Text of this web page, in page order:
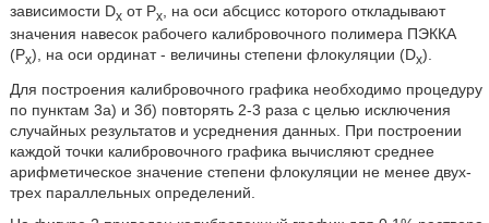
зависимости Dxот Рх, на оси абсцисс которого откладывают
значения навесок рабочего калибровочного полимера ПЭККА
(Рх), на оси ординат - величины степени флокуляции (Dx).
Для построения калибровочного графика необходимо процедуру
по пунктам 3а) и 3б) повторять 2-3 раза с целью исключения
случайных результатов и усреднения данных. При построении
каждой точки калибровочного графика вычисляют среднее
арифметическое значение степени флокуляции не менее двух-
трех параллельных определений.